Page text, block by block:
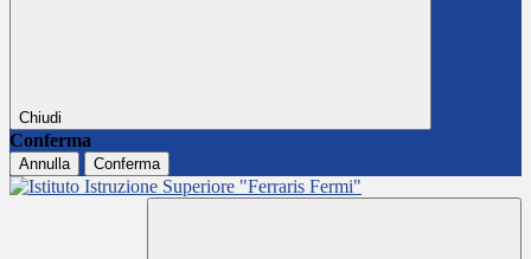
Chiudi
Conferma
Annulla Conferma